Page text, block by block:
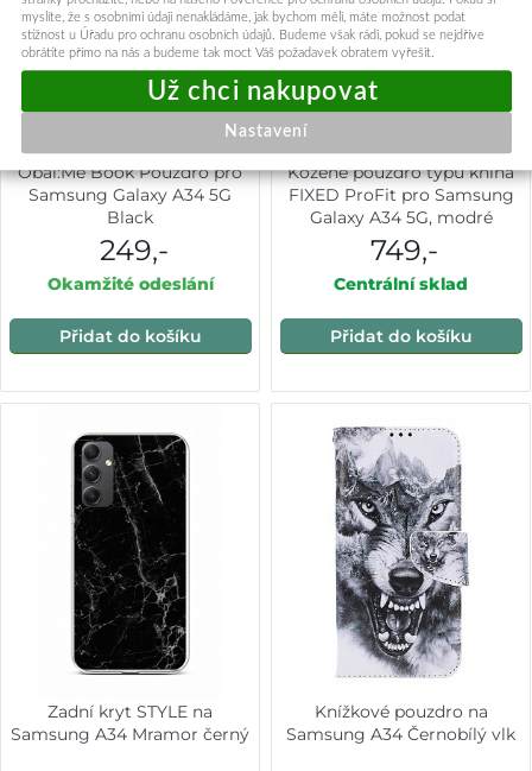
Obal:Me Book Pouzdro pro
Samsung Galaxy A34 5G
Black
249,-
Okamžité odeslání
Přidat do košíku
Kožené pouzdro typu kniha
FIXED ProFit pro Samsung
Galaxy A34 5G, modré
749,-
Centrální sklad
Přidat do košíku
Zadní kryt STYLE na
Samsung A34 Mramor černý
Knížkové pouzdro na
Samsung A34 Černobílý vlk
myslíte, že s osobními údaji nenakládáme, jak bychom měli, máte možnost podat
stížnost u Úřadu pro ochranu osobních údajů. Budeme však rádi, pokud se nejdříve
obrátíte přímo na nás a budeme tak moct Váš požadavek obratem vyřešit.
Nastavení